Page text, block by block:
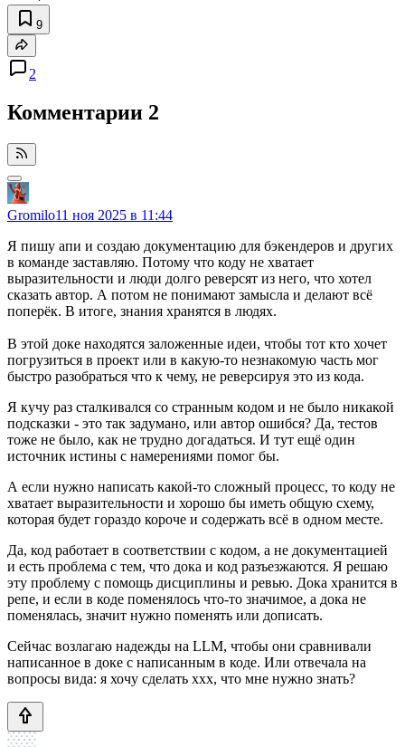
9
2
Комментарии 2
Gromilo11 ноя 2025 в 11:44
Я пишу апи и создаю документацию для бэкендеров и других
в команде заставляю. Потому что коду не хватает
выразительности и люди долго реверсят из него, что хотел
сказать автор. А потом не понимают замысла и делают всё
поперёк. В итоге, знания хранятся в людях.
В этой доке находятся заложенные идеи, чтобы тот кто хочет
погрузиться в проект или в какую-то незнакомую часть мог
быстро разобраться что к чему, не реверсируя это из кода.
Я кучу раз сталкивался со странным кодом и не было никакой
подсказки - это так задумано, или автор ошибся? Да, тестов
тоже не было, как не трудно догадаться. И тут ещё один
источник истины с намерениями помог бы.
А если нужно написать какой-то сложный процесс, то коду не
хватает выразительности и хорошо бы иметь общую схему,
которая будет гораздо короче и содержать всё в одном месте.
Да, код работает в соответствии с кодом, а не документацией
и есть проблема с тем, что дока и код разъезжаются. Я решаю
эту проблему с помощь дисциплины и ревью. Дока хранится в
репе, и если в коде поменялось что-то значимое, а дока не
поменялась, значит нужно поменять или дописать.
Сейчас возлагаю надежды на LLM, чтобы они сравнивали
написанное в доке с написанным в коде. Или отвечала на
вопросы вида: я хочу сделать ххх, что мне нужно знать?